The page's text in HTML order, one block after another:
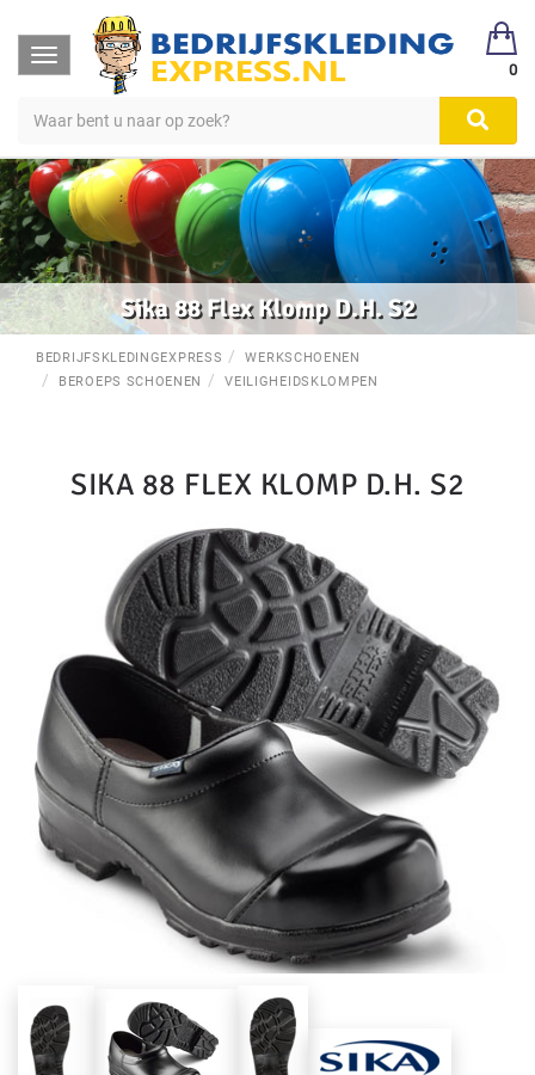
Toggle
navigation
0
Sika 88 Flex Klomp D.H. S2
BEDRIJFSKLEDINGEXPRESS
WERKSCHOENEN
BEROEPS SCHOENEN
VEILIGHEIDSKLOMPEN
SIKA 88 FLEX KLOMP D.H. S2